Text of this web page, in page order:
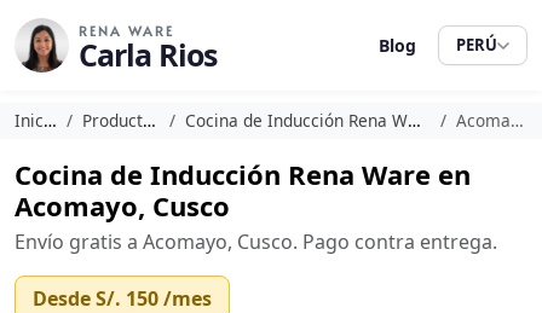
RENA WARE
Carla Rios Blog PERÚ
Inicio Productos Cocina de Inducción Rena Ware Acomayo
Cocina de Inducción Rena Ware en
Acomayo, Cusco
Envío gratis a Acomayo, Cusco. Pago contra entrega.
DesdeS/. 150/mes